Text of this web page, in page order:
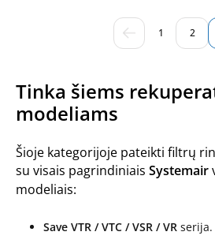
1 2
Tinka šiems
modeliams
Šioje kategorijoje pateikti filtrų
su visais pagrindiniais Systemair
modeliais:
Save VTR / VTC / VSR / VR serija.